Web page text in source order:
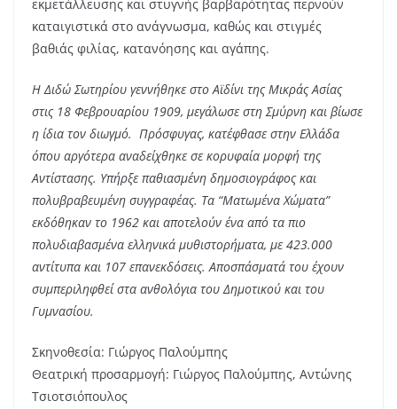
εκμετάλλευσης και στυγνής βαρβαρότητας περνούν
καταιγιστικά στο ανάγνωσμα, καθώς και στιγμές
βαθιάς φιλίας, κατανόησης και αγάπης.
Η Διδώ Σωτηρίου γεννήθηκε στο Αϊδίνι της Μικράς Ασίας
στις 18 Φεβρουαρίου 1909, μεγάλωσε στη Σμύρνη και βίωσε
η ίδια τον διωγμό. Πρόσφυγας, κατέφθασε στην Ελλάδα
όπου αργότερα αναδείχθηκε σε κορυφαία μορφή της
Αντίστασης. Υπήρξε παθιασμένη δημοσιογράφος και
πολυβραβευμένη συγγραφέας. Τα “Ματωμένα Χώματα”
εκδόθηκαν το 1962 και αποτελούν ένα από τα πιο
πολυδιαβασμένα ελληνικά μυθιστορήματα, με 423.000
αντίτυπα και 107 επανεκδόσεις. Αποσπάσματά του έχουν
συμπεριληφθεί στα ανθολόγια του Δημοτικού και του
Γυμνασίου.
Σκηνοθεσία: Γιώργος Παλούμπης
Θεατρική προσαρμογή: Γιώργος Παλούμπης, Αντώνης
Τσιοτσιόπουλος